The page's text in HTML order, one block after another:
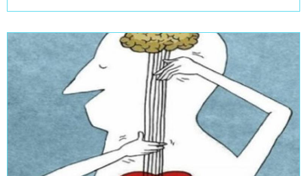
Festa
- Qualsevol -
Festes majors